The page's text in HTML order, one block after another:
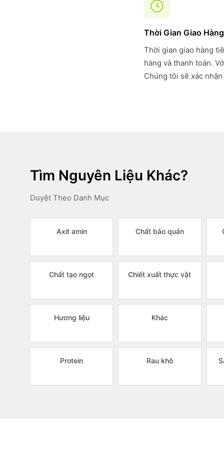
Thời Gian Giao Hàng
Thời gian giao hàng
hàng và thanh toán.
Chúng tôi sẽ xác
Tìm Nguyên Liệu Khác?
Duyệt Theo Danh Mục
Axit amin Chất bảo quản
Chất tạo ngọt Chiết xuất thực vật
Hương liệu Khác
Protein Rau khô